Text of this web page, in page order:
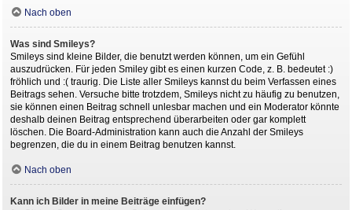
Nach oben
Was sind Smileys?
Smileys sind kleine Bilder, die benutzt werden können, um ein Gefühl
auszudrücken. Für jeden Smiley gibt es einen kurzen Code, z. B. bedeutet :)
fröhlich und :( traurig. Die Liste aller Smileys kannst du beim Verfassen eines
Beitrags sehen. Versuche bitte trotzdem, Smileys nicht zu häufig zu benutzen,
sie können einen Beitrag schnell unlesbar machen und ein Moderator könnte
deshalb deinen Beitrag entsprechend überarbeiten oder gar komplett
löschen. Die Board-Administration kann auch die Anzahl der Smileys
begrenzen, die du in einem Beitrag benutzen kannst.
Nach oben
Kann ich Bilder in meine Beiträge einfügen?